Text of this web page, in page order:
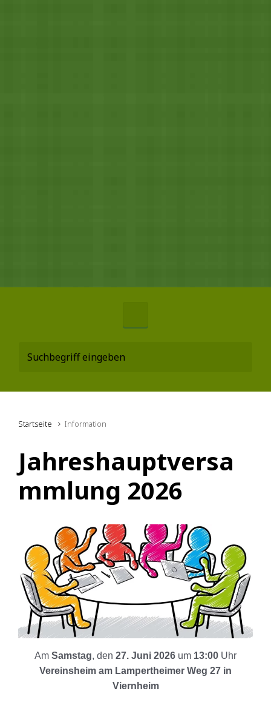
Startseite Information
Jahreshauptversa
mmlung 2026
Am Samstag, den 27. Juni 2026 um 13:00 Uhr
Vereinsheim am Lampertheimer Weg 27 in
Viernheim